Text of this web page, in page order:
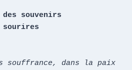
souvenirs
sourires
souffrance, dans la paix